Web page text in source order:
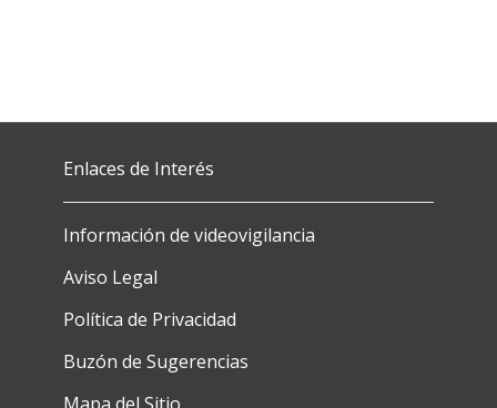
Enlaces de Interés
Información de videovigilancia
Aviso Legal
Política de Privacidad
Buzón de Sugerencias